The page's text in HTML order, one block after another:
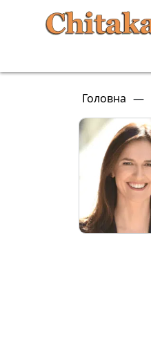
Головна —